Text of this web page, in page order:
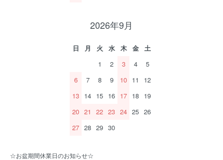
2026年9月
日 月 火 水 木 金
土
1
2 3 4
5
6
7 8 9 10 11
12
13 14 15 16 17 18 19
20 21 22 23 24 25 26
27 28 29 30
☆お盆期間休業日のお知らせ☆